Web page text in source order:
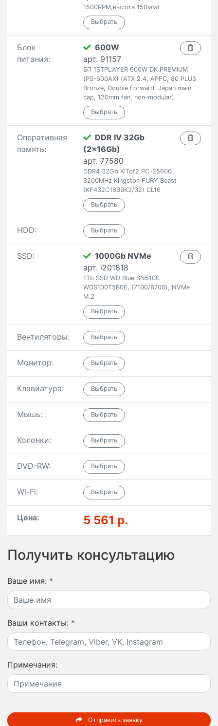
1500RPM,высота 150мм)
Блок
питания:
600W
арт. 91157
БП 1STPLAYER 600W DK PREMIUM
(PS-600AX) (ATX 2.4, APFC, 80 PLUS
Bronze, Double Forward, Japan main
cap, 120mm fan, non-modular)
Оперативная
память:
DDR IV 32Gb
(2x16Gb)
арт. 77580
DDR4 32Gb KiTof2 PC-25600
3200MHz Kingston FURY Beast
(KF432C16BBK2/32) CL16
HDD:
SSD:
1000Gb NVMe
арт. i201818
1Tb SSD WD Blue SN5100
WDS100T5B0E, (7100/6700), NVMe
M.2
Вентиляторы:
Монитор:
Клавиатура:
Мышь:
Колонки:
DVD-RW:
Wi-Fi:
Цена: 5 561 р.
Получить консультацию
Ваше имя: *
Ваши контакты: *
Примечания:
Отправить заявку